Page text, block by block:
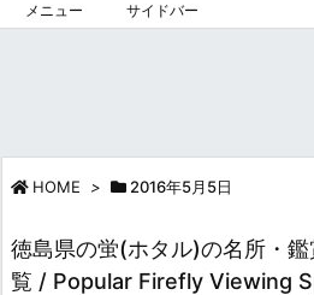
メニュー サイドバー
HOME > 2016年5月5日
徳島県の蛍(ホタル)の名所・
覧 / Popular Firefly Viewing